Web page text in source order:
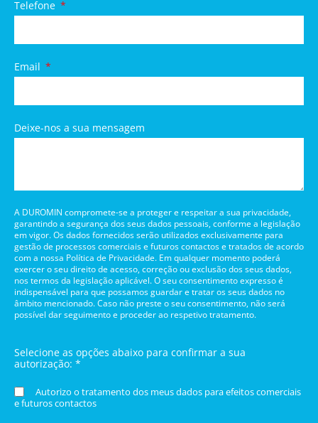
Telefone
Email
Deixe-nos a sua mensagem
A DUROMIN compromete-se a proteger e respeitar a sua privacidade,
garantindo a segurança dos seus dados pessoais, conforme a legislação
em vigor. Os dados fornecidos serão utilizados exclusivamente para
gestão de processos comerciais e futuros contactos e tratados de acordo
com a nossa Política de Privacidade. Em qualquer momento poderá
exercer o seu direito de acesso, correção ou exclusão dos seus dados,
nos termos da legislação aplicável. O seu consentimento expresso é
indispensável para que possamos guardar e tratar os seus dados no
âmbito mencionado. Caso não preste o seu consentimento, não será
possível dar seguimento e proceder ao respetivo tratamento.
Selecione as opções abaixo para confirmar a sua
autorização: *
Autorizo o tratamento dos meus dados para efeitos comerciais
e futuros contactos